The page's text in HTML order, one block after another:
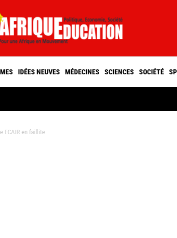
IDÉES NEUVES MÉDECINES SCIENCES SOCIÉTÉ
ECAIR en faillite